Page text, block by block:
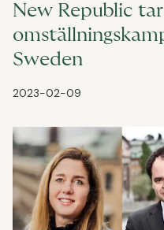
New Republic
Sweden
2023-02-09